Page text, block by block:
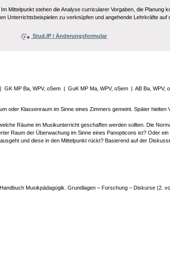
Mittelpunkt stehen die Analyse curricularer Vorgaben, die Planung
Unterrichtsbeispielen zu verknüpfen und angehende Lehrkräfte
Stud.IP / Änderungsformular
| GK MP Ba, WPV, oSem | GuK MP Ma, WPV, oSem | AB Ba, WPV,
oder Klassenraum im Sinne eines Zimmers gemeint. Später
Räume im Musikunterricht geschaffen werden sollten. Die
Raum der Überwachung im Sinne eines Panopticons ist? Oder
und diese in den Mittelpunkt rückt? Basierend auf der
Musikpädagogik. Grundlagen – Forschung – Diskurse (2.